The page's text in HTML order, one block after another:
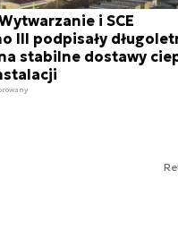
i SCE
III podpisały
stabilne dostawy